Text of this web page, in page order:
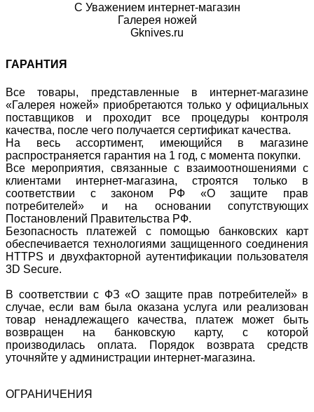
С Уважением интернет-магазин
Галерея ножей
Gknives.ru
ГАРАНТИЯ
Все товары, представленные в интернет-магазине
«Галерея ножей» приобретаются только у официальных
поставщиков и проходит все процедуры контроля
качества, после чего получается сертификат качества.
На весь ассортимент, имеющийся в магазине
распространяется гарантия на 1 год, с момента покупки.
Все мероприятия, связанные с взаимоотношениями с
клиентами интернет-магазина, строятся только в
соответствии с законом РФ «О защите прав
потребителей» и на основании сопутствующих
Постановлений Правительства РФ.
Безопасность платежей с помощью банковских карт
обеспечивается технологиями защищенного соединения
HTTPS и двухфакторной аутентификации пользователя
3D Secure.
В соответствии с ФЗ «О защите прав потребителей» в
случае, если вам была оказана услуга или реализован
товар ненадлежащего качества, платеж может быть
возвращен на банковскую карту, с которой
производилась оплата. Порядок возврата средств
уточняйте у администрации интернет-магазина.
ОГРАНИЧЕНИЯ